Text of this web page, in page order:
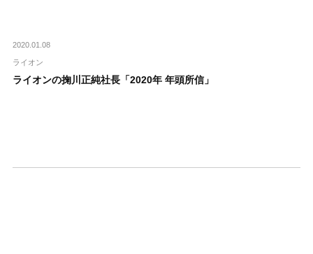
2020.01.08
ライオン
ライオンの掬川正純社長「2020年 年頭所信」